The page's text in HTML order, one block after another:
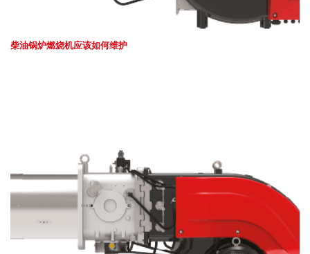
柴油锅炉燃烧机应该如何维护